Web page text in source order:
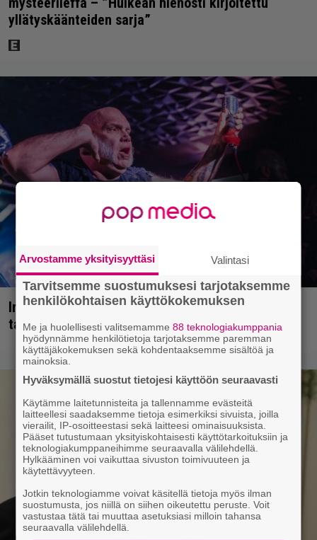
yllätyskäänteiden sarja”
Iron Maidenin keulilla on laulanut tähän mennessä
tasan yksi legenda, julistaa ex-solisti
Arvostamme yksityisyyttäsi Valintasi
Tarvitsemme suostumuksesi tarjotaksemme
henkilökohtaisen käyttökokemuksen
Me ja huolellisesti valitsemamme88 teknologiakumppania
hyödynnämme henkilötietoja tarjotaksemme paremman
käyttäjäkokemuksen sekä kohdentaaksemme sisältöä ja
mainoksia.
Hyväksymällä suostut tietojesi käyttöön seuraavasti
Käytämme laitetunnisteita ja tallennamme evästeitä
laitteellesi saadaksemme tietoja esimerkiksi sivuista, joilla
vierailit, IP-osoitteestasi sekä laitteesi ominaisuuksista.
Pääset tutustumaan yksityiskohtaisesti käyttötarkoituksiin ja
teknologiakumppaneihimme seuraavalla välilehdellä.
Hylkääminen voi vaikuttaa sivuston toimivuuteen ja
käytettävyyteen.
Jotkin teknologiamme voivat käsitellä tietoja myös ilman
suostumusta, jos niillä on siihen oikeutettu peruste. Voit
vastustaa tätä tai muuttaa asetuksiasi milloin tahansa
seuraavalla välilehdellä.